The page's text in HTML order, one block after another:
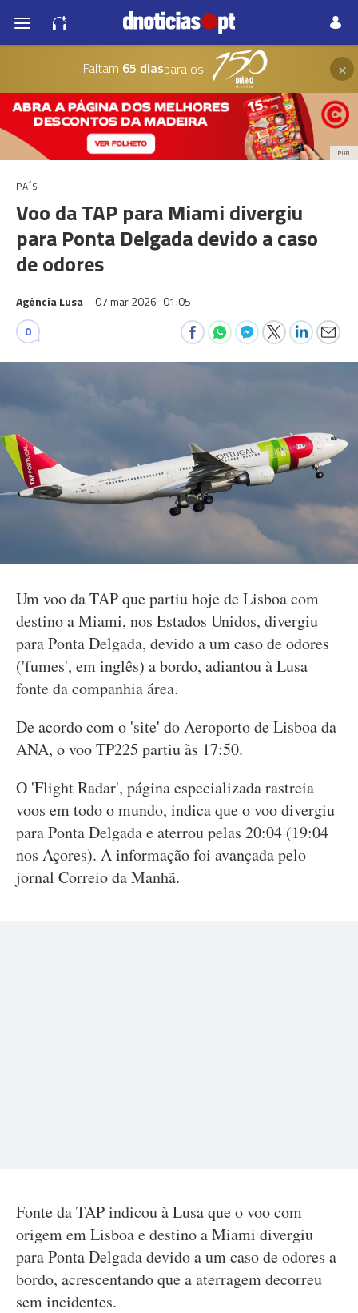
Faltam 65 diaspara os ×
PUB
PAÍS
Voo da TAP para Miami divergiu
para Ponta Delgada devido a caso
de odores
Agência Lusa 07 mar 2026 01:05
0
Um voo da TAP que partiu hoje de Lisboa com
destino a Miami, nos Estados Unidos, divergiu
para Ponta Delgada, devido a um caso de odores
('fumes', em inglês) a bordo, adiantou à Lusa
fonte da companhia área.
De acordo com o 'site' do Aeroporto de Lisboa da
ANA, o voo TP225 partiu às 17:50.
O 'Flight Radar', página especializada rastreia
voos em todo o mundo, indica que o voo divergiu
para Ponta Delgada e aterrou pelas 20:04 (19:04
nos Açores). A informação foi avançada pelo
jornal Correio da Manhã.
Fonte da TAP indicou à Lusa que o voo com
origem em Lisboa e destino a Miami divergiu
para Ponta Delgada devido a um caso de odores a
bordo, acrescentando que a aterragem decorreu
sem incidentes.